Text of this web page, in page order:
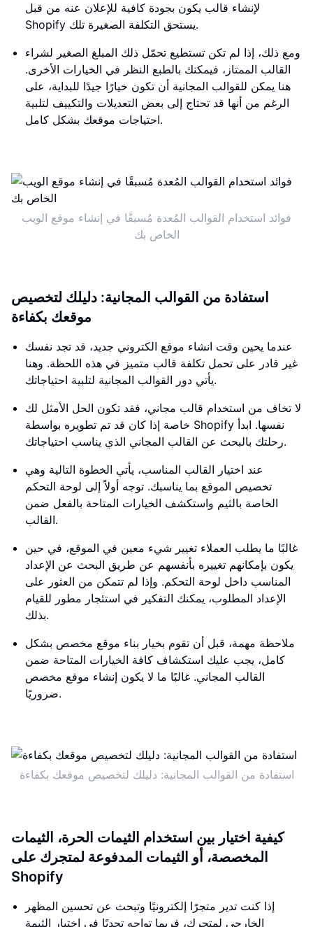
لإنشاء قالب يكون بجودة كافية للإعلان عنه من قبل
Shopify يستحق التكلفة الصغيرة تلك.
ومع ذلك، إذا لم تكن تستطيع تحمّل ذلك المبلغ الصغير لشراء
القالب الممتاز، فيمكنك بالطبع النظر في الخيارات الأخرى.
هنا يمكن للقوالب المجانية أن تكون خيارًا جيدًا للبداية، على
الرغم من أنها قد تحتاج إلى بعض التعديلات والتكييف لتلبية
احتياجات موقعك بشكل كامل.
فوائد استخدام القوالب المُعدة مُسبقًا في إنشاء موقع الويب
الخاص بك
استفادة من القوالب المجانية: دليلك لتخصيص
موقعك بكفاءة
عندما يحين وقت انشاء موقع الكتروني جديد، قد تجد نفسك
غير قادر على تحمل تكلفة قالب متميز في هذه اللحظة. وهنا
يأتي دور القوالب المجانية لتلبية احتياجاتك.
لا تخاف من استخدام قالب مجاني، فقد تكون الحل الأمثل لك
خاصة إذا كان قد تم تطويره بواسطة Shopify نفسها. ابدأ
رحلتك بالبحث عن القالب المجاني الذي يناسب احتياجاتك.
عند اختيار القالب المناسب، يأتي الخطوة التالية وهي
تخصيص الموقع بما يناسبك. توجه أولاً إلى لوحة التحكم
الخاصة بالثيم واستكشف الخيارات المتاحة بالفعل ضمن
القالب.
غالبًا ما يطلب العملاء تغيير شيء معين في الموقع، في حين
يكون بإمكانهم تغييره بأنفسهم عن طريق البحث عن الإعداد
المناسب داخل لوحة التحكم. وإذا لم تتمكن من العثور على
الإعداد المطلوب، يمكنك التفكير في استئجار مطور للقيام
بذلك.
ملاحظة مهمة، قبل أن تقوم بخيار بناء موقع مخصص بشكل
كامل، يجب عليك استكشاف كافة الخيارات المتاحة ضمن
القالب المجاني. غالبًا ما لا يكون إنشاء موقع مخصص
ضروريًا.
استفادة من القوالب المجانية: دليلك لتخصيص موقعك بكفاءة
كيفية اختيار بين استخدام الثيمات الحرة، الثيمات
المخصصة، أو الثيمات المدفوعة لمتجرك على
Shopify
إذا كنت تدير متجرًا إلكترونيًا وتبحث عن تحسين المظهر
الخارجي لمتجرك، فربما تواجه تحديًا في اختيار الثيمة